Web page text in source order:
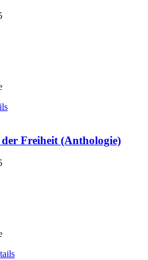
Freiheit (Anthologie)